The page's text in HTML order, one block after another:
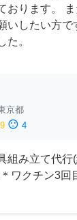
おります。
いしたい方で
た。
京都
sentiment_dissatisfied 4
組み立て代
ワクチン3回